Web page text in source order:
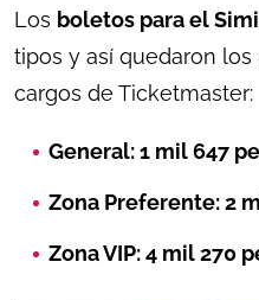
Los boletos para el
tipos y así quedaron
cargos de Ticketmaster:
General: 1 mil 647
Zona Preferente: 2
Zona VIP: 4 mil 270